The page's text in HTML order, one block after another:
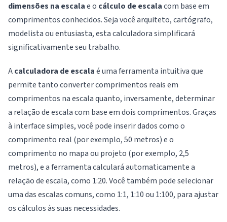
dimensões na escalae o cálculo de escalacom base em
comprimentos conhecidos. Seja você arquiteto, cartógrafo,
modelista ou entusiasta, esta calculadora simplificará
significativamente seu trabalho.
Acalculadora de escalaé uma ferramenta intuitiva que
permite tanto converter comprimentos reais em
comprimentos na escala quanto, inversamente, determinar
a relação de escala com base em dois comprimentos. Graças
à interface simples, você pode inserir dados como o
comprimento real (por exemplo, 50 metros) e o
comprimento no mapa ou projeto (por exemplo, 2,5
metros), e a ferramenta calculará automaticamente a
relação de escala, como 1:20. Você também pode selecionar
uma das escalas comuns, como 1:1, 1:10 ou 1:100, para ajustar
os cálculos às suas necessidades.